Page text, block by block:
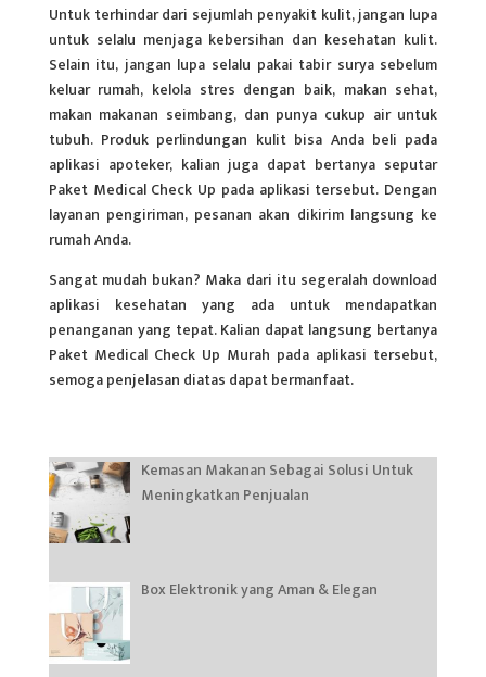
Untuk terhindar dari sejumlah penyakit kulit, jangan lupa
untuk selalu menjaga kebersihan dan kesehatan kulit.
Selain itu, jangan lupa selalu pakai tabir surya sebelum
keluar rumah, kelola stres dengan baik, makan sehat,
makan makanan seimbang, dan punya cukup air untuk
tubuh. Produk perlindungan kulit bisa Anda beli pada
aplikasi apoteker, kalian juga dapat bertanya seputar
Paket Medical Check Up pada aplikasi tersebut. Dengan
layanan pengiriman, pesanan akan dikirim langsung ke
rumah Anda.
Sangat mudah bukan? Maka dari itu segeralah download
aplikasi kesehatan yang ada untuk mendapatkan
penanganan yang tepat. Kalian dapat langsung bertanya
Paket Medical Check Up Murah pada aplikasi tersebut,
semoga penjelasan diatas dapat bermanfaat.
Kemasan Makanan Sebagai Solusi Untuk
Meningkatkan Penjualan
Box Elektronik yang Aman & Elegan